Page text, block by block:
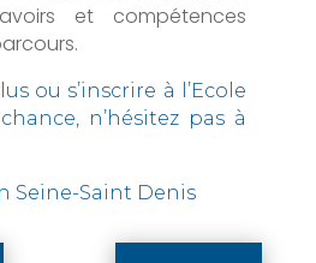
et compétences
ou s’inscrire à l’Ecole
n’hésitez pas à
Seine-Saint Denis